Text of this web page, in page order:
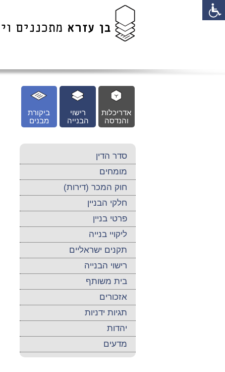
ביקורת
מבנים
רישוי
הבנייה
אדריכלות
והנדסה
סדר הדין
מומחים
חוק המכר (דירות)
חלקי הבניין
פרטי בניין
ליקויי בנייה
תקנים ישראליים
רישוי הבנייה
בית משותף
אזכורים
תגיות ידניות
יהדות
מדעים